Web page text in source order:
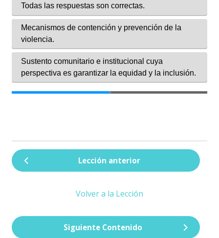
Lección anterior
Volver a la Lección
Siguiente Contenido